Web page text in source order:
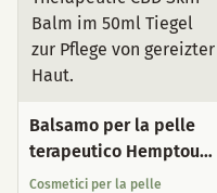
Balsamo per la pelle
terapeutico Hemptouch
CBD
Cosmetici per la pelle